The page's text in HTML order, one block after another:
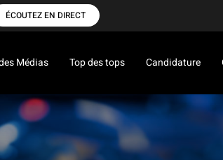
ÉCOUTEZ EN DIRECT
Médias Top des tops Candidature